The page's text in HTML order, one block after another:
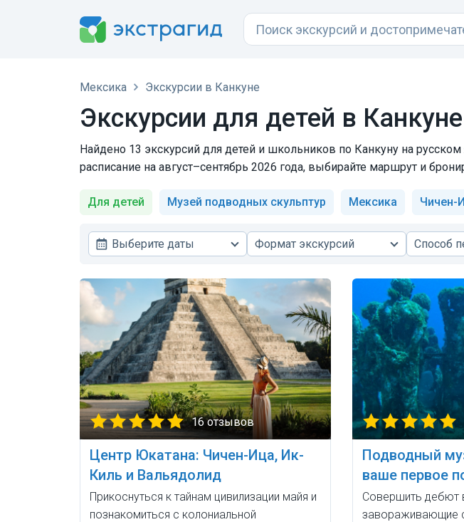
Мексика Экскурсии в Канкуне
Экскурсии для детей в Канкуне
Найдено 13 экскурсий для детей и школьников по Канкуну на
расписание на август–сентябрь 2026 года, выбирайте маршрут и
Для детей Музей подводных скульптур Мексика Чичен-
Выберите даты Формат экскурсий Способ
16 отзывов
Центр Юкатана: Чичен-Ица, Ик-
Киль и Вальядолид
Прикоснуться к тайнам цивилизации майя и
познакомиться с колониальной
Подводный
ваше первое
Совершить дебют
завораживающие